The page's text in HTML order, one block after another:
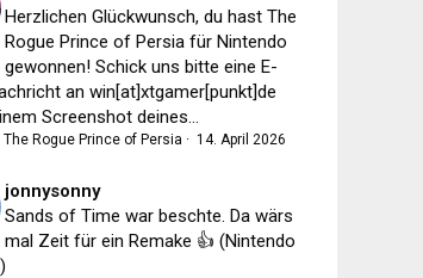
Herzlichen Glückwunsch, du hast The
Rogue Prince of Persia für Nintendo
Schick uns bitte eine E-
an win[at]xtgamer[punkt]de
Screenshot deines...
The Rogue Prince of Persia · 14. April 2026
jonnysonny
Sands of Time war beschte. Da wärs
mal Zeit für ein Remake 👍 (Nintendo